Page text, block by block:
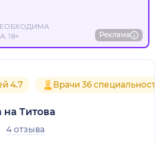
18+
Реклама
4.7 Врачи 36 специальностей
Титова
4 отзыва